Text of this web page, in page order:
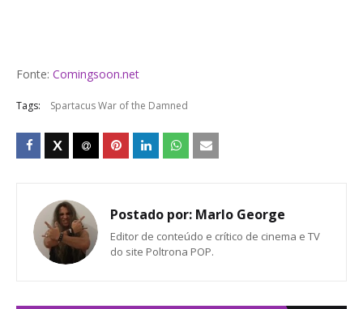
Fonte: Comingsoon.net
Tags: Spartacus War of the Damned
Postado por: Marlo George
Editor de conteúdo e crítico de cinema e TV
do site Poltrona POP.